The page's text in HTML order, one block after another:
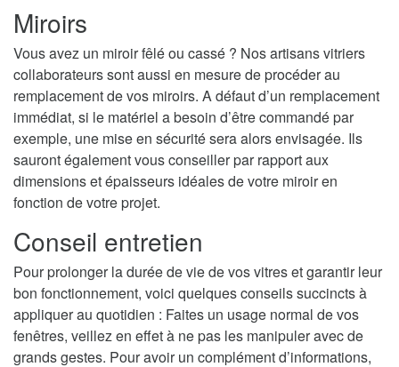
Miroirs
Vous avez un miroir fêlé ou cassé ? Nos artisans vitriers
collaborateurs sont aussi en mesure de procéder au
remplacement de vos miroirs. A défaut d’un remplacement
immédiat, si le matériel a besoin d’être commandé par
exemple, une mise en sécurité sera alors envisagée. Ils
sauront également vous conseiller par rapport aux
dimensions et épaisseurs idéales de votre miroir en
fonction de votre projet.
Conseil entretien
Pour prolonger la durée de vie de vos vitres et garantir leur
bon fonctionnement, voici quelques conseils succincts à
appliquer au quotidien : Faites un usage normal de vos
fenêtres, veillez en effet à ne pas les manipuler avec de
grands gestes. Pour avoir un complément d’informations,